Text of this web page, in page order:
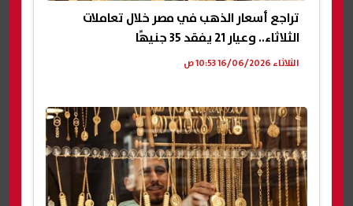
تراجع أسعار الذهب في مصر خلال تعاملات
الثلاثاء.. وعيار 21 يفقد 35 جنيهًا
الثلاثاء 16/06/2026 10:53 ص